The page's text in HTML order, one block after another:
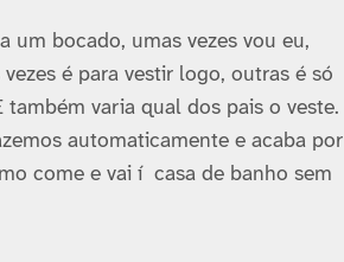
um bocado, umas vezes vou eu,
é para vestir logo, outras é só
varia qual dos pais o veste.
automaticamente e acaba por
come e vai í casa de banho sem